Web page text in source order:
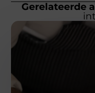
Gerelateerde